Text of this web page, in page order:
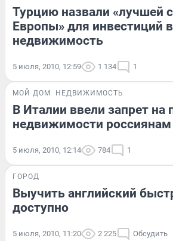
Турцию назвали «лучшей
Европы» для инвестиций в
недвижимость
5 июля, 2010, 12:59 1 134 1
МОЙ ДОМ НЕДВИЖИМОСТЬ
В Италии ввели запрет на
недвижимости россиянам
5 июля, 2010, 12:14 784 1
ГОРОД
Выучить английский
доступно
5 июля, 2010, 11:20 2 225 Обсудить